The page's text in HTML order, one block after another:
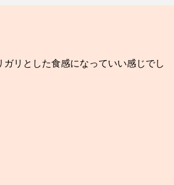
リとした食感になっていい感じでし